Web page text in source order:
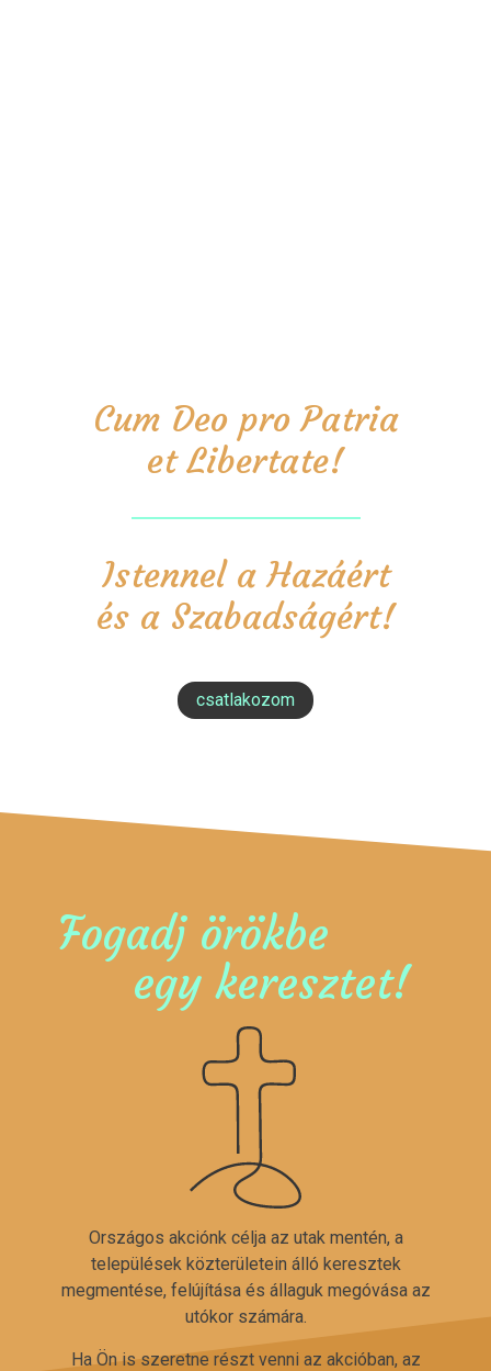
Cum Deo pro Patria
et Libertate!
Istennel a Hazáért
és a Szabadságért!
csatlakozom
Fogadj örökbe
egy keresztet!
Országos akciónk célja az utak mentén, a
települések közterületein álló keresztek
megmentése, felújítása és állaguk megóvása az
utókor számára.
Ha Ön is szeretne részt venni az akcióban, az